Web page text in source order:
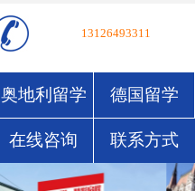
13126493311
奥地利留学 德国留学
在线咨询 联系方式